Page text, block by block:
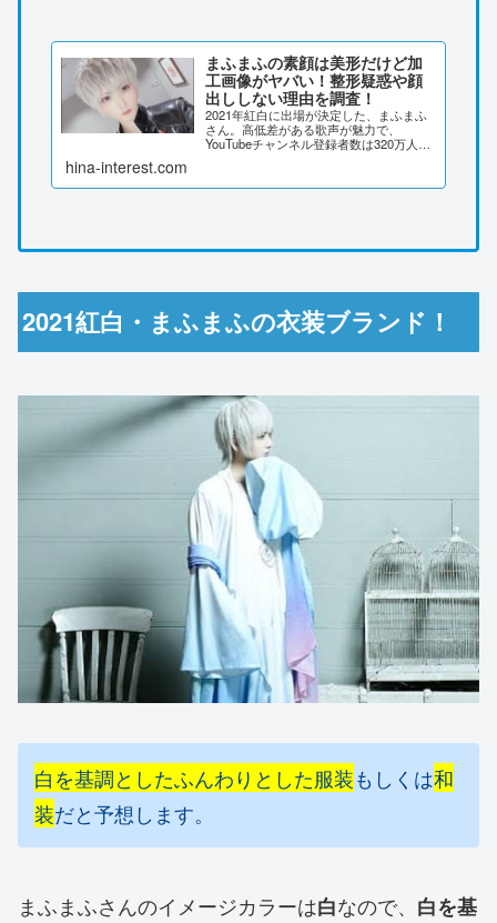
まふまふの素顔は美形だけど加
工画像がヤバい！整形疑惑や顔
出ししない理由を調査！
2021年紅白に出場が決定した、まふまふ
さん。高低差がある歌声が魅力で、
YouTubeチャンネル登録者数は320万人を
の素顔は美形だけど加工画像がヤバい！
hina-interest.com
2021紅白・まふまふの衣装ブランド！
白を基調としたふんわりとした服装もしくは和
装だと予想します。
まふまふさんのイメージカラーは白なので、 白を基